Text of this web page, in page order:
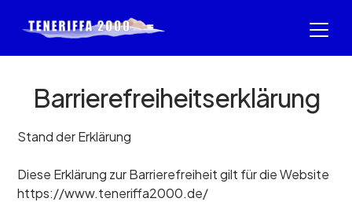
Barrierefreiheitserklärung
Stand der Erklärung
Diese Erklärung zur Barrierefreiheit gilt für die Website
https://www.teneriffa2000.de/